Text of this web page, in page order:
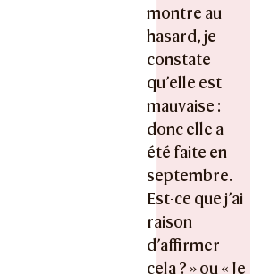
montre au
hasard, je
constate
qu’elle est
mauvaise :
donc elle a
été faite en
septembre.
Est-ce que j’ai
raison
d’affirmer
cela ? » ou « Je